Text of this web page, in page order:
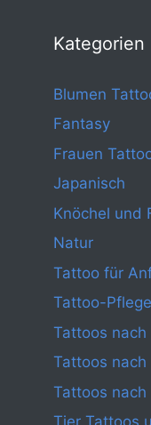
Kategorien
Blumen
Fantasy
Frauen
Japanisch
Knöchel und
Natur
Tattoo für
Tattoo-Pflege
Tattoos
Tattoos nach
Tattoos nach
Tier Tattoos